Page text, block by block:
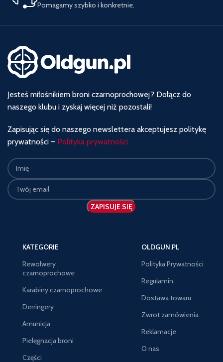
Pomagamy szybko i konkretnie.
Jesteś miłośnikiem broni czarnoprochowej? Dołącz do
naszego klubu i zyskaj więcej niż pozostali!
Zapisując się do naszego newslettera akceptujesz politykę
prywatności – Polityka prywatności
KATEGORIE
Rewolwery
czarnoprochowe
Karabiny czarnoprochowe
Derringery
Amunicja
Pielęgnacja broni
Części
OLDGUN.PL
Polityka Prywatności
Regulamin
Dostawa towaru
Zwrot zamówienia
Reklamacje
O nas